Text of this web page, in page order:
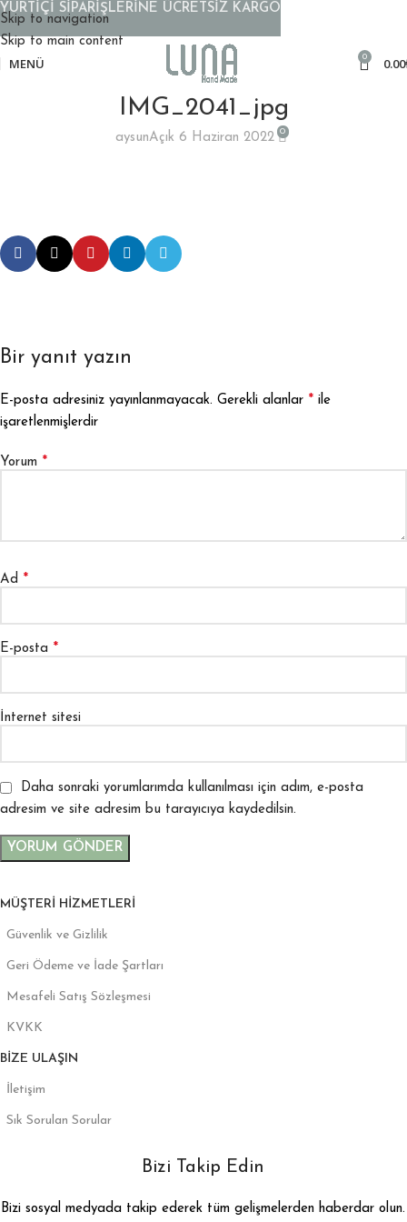
Skip to navigation
Skip to main content
MENÜ 0 0.00
IMG_2041_jpg
aysunAçık 6 Haziran 2022 0
Bir yanıt yazın
E-posta adresiniz yayınlanmayacak. Gerekli alanlar * ile
işaretlenmişlerdir
Yorum *
Ad *
E-posta *
İnternet sitesi
Daha sonraki yorumlarımda kullanılması için adım, e-posta
adresim ve site adresim bu tarayıcıya kaydedilsin.
MÜŞTERI HIZMETLERI
Güvenlik ve Gizlilik
Geri Ödeme ve İade Şartları
Mesafeli Satış Sözleşmesi
KVKK
BIZE ULAŞIN
İletişim
Sık Sorulan Sorular
Bizi Takip Edin
Bizi sosyal medyada takip ederek tüm gelişmelerden haberdar olun.
YURTİÇİ SİPARİŞLERİNE ÜCRETSİZ KARGO